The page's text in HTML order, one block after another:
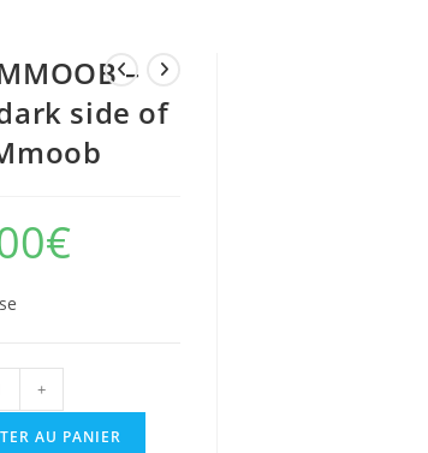
–
side of
€
+
AU PANIER